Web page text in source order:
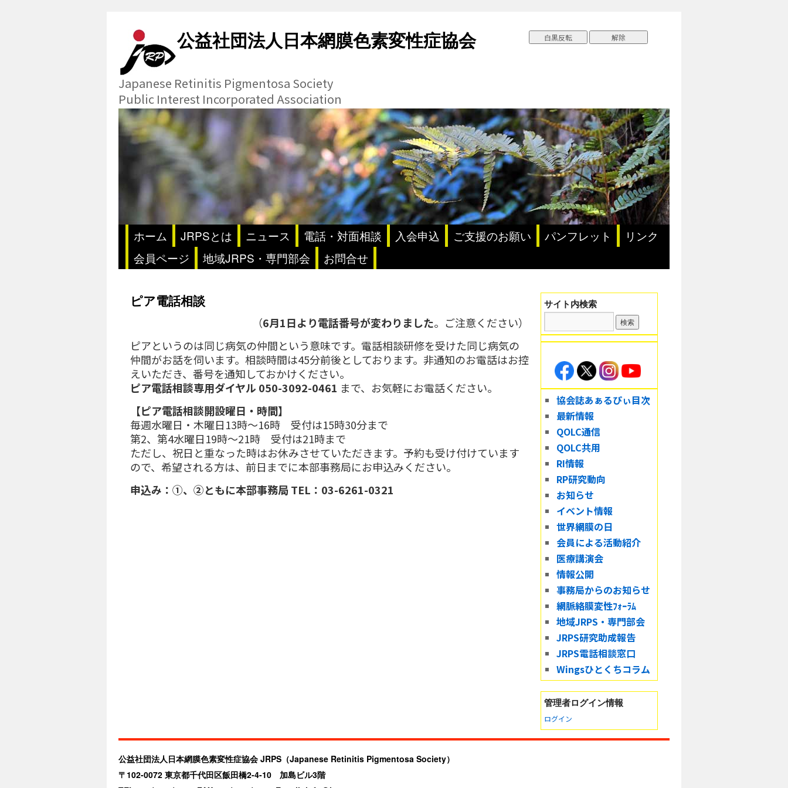
公益社団法人日本網膜色素変性症協会
Japanese Retinitis Pigmentosa Society
Public Interest Incorporated Association
ホーム JRPSとは ニュース 電話・対面相談 入会申込 ご支援のお願い パンフレット
リンク
会員ページ
地域JRPS・専門部会 お問合せ
ピア電話相談
（6月1日より電話番号が変わりました。ご注意ください）
ピアというのは同じ病気の仲間という意味です。電話相談研修を受けた同じ病気の
仲間がお話を伺います。相談時間は45分前後としております。非通知のお電話はお控
えいただき、番号を通知しておかけください。
ピア電話相談専用ダイヤル 050-3092-0461 まで、お気軽にお電話ください。
【ピア電話相談開設曜日・時間】
毎週水曜日・木曜日13時～16時 受付は15時30分まで
第2、第4水曜日19時～21時 受付は21時まで
ただし、祝日と重なった時はお休みさせていただきます。予約も受け付けています
ので、希望される方は、前日までに本部事務局にお申込みください。
申込み：①、②ともに本部事務局 TEL：03-6261-0321
サイト内検索
協会誌あぁるぴぃ目次
最新情報
QOLC通信
QOLC共用
RI情報
RP研究動向
お知らせ
イベント情報
世界網膜の日
会員による活動紹介
医療講演会
情報公開
事務局からのお知らせ
網脈絡膜変性ﾌｫｰﾗﾑ
地域JRPS・専門部会
JRPS研究助成報告
JRPS電話相談窓口
Wingsひとくちコラム
管理者ログイン情報
ログイン
公益社団法人日本網膜色素変性症協会 JRPS（Japanese Retinitis Pigmentosa Society）
〒102-0072 東京都千代田区飯田橋2-4-10 加島ビル3階